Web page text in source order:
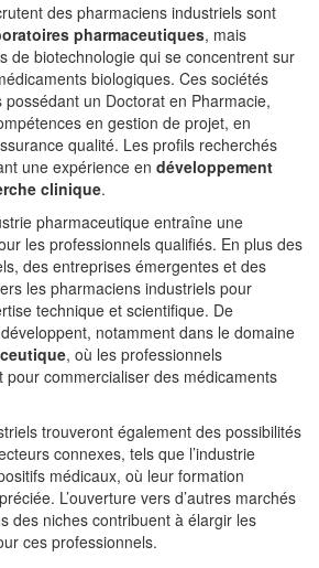
des pharmaciens industriels sont
pharmaceutiques, mais
de biotechnologie qui se concentrent sur
biologiques. Ces sociétés
un Doctorat en Pharmacie,
en gestion de projet, en
qualité. Les profils recherchés
une expérience en développement
clinique.
pharmaceutique entraîne une
les professionnels qualifiés. En plus des
des entreprises émergentes et des
les pharmaciens industriels pour
technique et scientifique. De
notamment dans le domaine
, où les professionnels
commercialiser des médicaments
trouveront également des possibilités
connexes, tels que l’industrie
médicaux, où leur formation
L’ouverture vers d’autres marchés
des niches contribuent à élargir les
ces professionnels.